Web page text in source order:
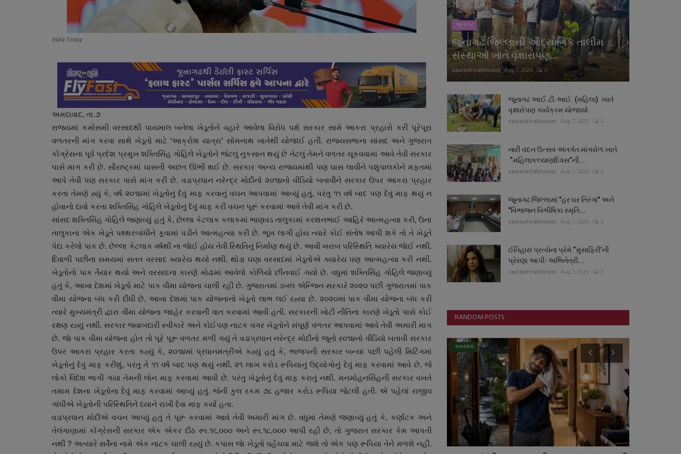
India Today
અમદાવાદ, તા.૭
રાજ્યમાં કમોસમી વરસાદથી પાયમાલ બનેલા ખેડૂતોને વહારે આવેલા વિરોધ પક્ષે સરકાર સામે આકરા પ્રહારો કરી પૂરેપૂરા
વળતરની માંગ કરવા સાથે ખેડૂતો માટે ‘આક્રોશ યાત્રા’ સોમનાથ ખાતેથી યોજાઈ હતી. રાજ્યસભાના સાંસદ અને ગુજરાત
કોંગ્રેસના પૂર્વ પ્રદેશ પ્રમુખ શક્તિસિંહ ગોહિલે ખેડૂતોને જેટલું નુકસાન થયું છે તેટલું તેમને વળતર ચૂકવવામાં આવે તેવી સરકાર
પાસે માગ કરી છે. સૌરાષ્ટ્રમાં ઘાસની અછત ઊભી થઈ છે. સરકાર અન્ય રાજ્યમાંથી પણ ઘાસ લાવીને પશુપાલકોને મફતમાં
આપે તેવી પણ સરકાર પાસે માંગ કરી છે. વડાપ્રધાન નરેન્દ્ર મોદીનો ૨૦૧૪નો વીડિયો બતાવીને સરકાર ઉપર આકરા પ્રહાર
કરતા તેમણે હ્યું કે, વર્ષ ૨૦૧૪માં ખેડૂતોનું દેવું માફ કરવાનું વચન આપવામાં આવ્યું હતું, પરંતુ ૧૧ વર્ષ બાદ પણ દેવું માફ થયું ન
હોવાનો દાવો કરતા શક્તિસિંહ ગોહિલે ખેડૂતોનું દેવું માફ કરી વચન પૂરૂં કરવામાં આવે તેવી માંગ કરી છે.
સાંસદ શક્તિસિંહ ગોહિલે જણાવ્યું હતું કે, છેલ્લા કેટલાક કલાકમાં ભાણવડ તાલુકામાં કરશનભાઈ આહિરે આત્મહત્યા કરી, ઉના
તાલુકાના એક ખેડૂતે પથ્થરબાંધીને કૂવામાં પડીને આત્મહત્યા કરી છે. ભૂખ લાગી હોય ત્યારે કોઈ સંતોષ આપી શકે તો તે ખેડૂતે
પેદા કરેલો પાક છે. છેલ્લા કેટલાક વર્ષથી ના જાેઈ હોય તેવી સ્થિતિનું નિર્માણ થયું છે. આવી ખરાબ પરિસ્થિતિ ક્યારેય જાેઈ નથી.
દિવાળી પછીના સમયમાં સતત વરસાદ ક્યારેય થયો નથી. થોડા ઘણા વરસાદમાં ખેડૂતોએ ક્યારેય પણ આત્મહત્યા કરી નથી.
ખેડૂતોનો પાક તૈયાર થયો અને વરસાદના કારણે મોઢામાં આવેલો કોળિયો છીનવાઈ ગયો છે. વધુમાં શક્તિસિંહ ગોહિલે જણાવ્યું
હતું કે, આખા દેશમાં ખેડૂતો માટે પાક વીમા યોજના ચાલી રહી છે. ગુજરાતમાં ડબલ એન્જિન સરકારે ૨૦૨૦ પછી ગુજરાતમાં પાક
વીમા યોજના બંધ કરી દીધી છે. આખા દેશમાં પાક યોજનાનો ખેડૂતો લાભ લઈ રહ્યા છે. ૨૦૨૦માં પાક વીમા યોજના બંધ કરી
ત્યારે મુખ્યમંત્રી દ્વારા વીમા યોજના જાહેર કરવાની વાત કરવામાં આવી હતી. સરકારની ખોટી નીતિના કારણે ખેડૂતો પાસે કોઈ
રક્ષણ રહ્યું નથી. સરકાર જવાબદારી સ્વીકારે અને કોઈપણ નાટક વગર ખેડૂતોને સંપૂર્ણ વળતર આપવામાં આવે તેવી અમારી માગ
છે. જાે પાક વીમા યોજના હોત તો પૂરે પૂરૂં વળતર મળી ગયું તે વડાપ્રધાન નરેન્દ્ર મોદીનો જૂનો ર૦૧૪નો વીડિયો બતાવી સરકાર
ઉપર આકરા પ્રહાર કરતા કહ્યું કે, ૨૦૧૪માં પ્રધાનમંત્રીએ કહ્યું હતું કે, ભાજપની સરકાર બન્યા પછી પહેલી મિટિંગમાં
ખેડૂતોનું દેવું માફ કરીશું, પરંતુ તે ૧૧ વર્ષ બાદ પણ થયું નથી. ૨૧ લાખ કરોડ રૂપિયાનું ઉદ્યોગોનું દેવું માફ કરવામાં આવે છે. જે
લોકો વિદેશ ભાગી ગયા તેમની લોન માફ કરવામાં આવી છે. પરંતુ ખેડૂતોનું દેવું માફ કરાતું નથી. મનમોહનસિંહની સરકાર વખતે
તમામ દેશના ખેડૂતોના દેવું માફ કરવામાં આવ્યું હતું. જેની કુલ રકમ ૭૮ હજાર કરોડ રૂપિયા જેટલી હતી. એ પહેલાં રાજીવ
ગાંધીએ ખેડૂતોની પરિસ્થિતિને ધ્યાને રાખી દેવા માફ કર્યા હતા.
વડાપ્રધાન મોદીએ વચન આપ્યું હતું તે પૂરૂં કરવામાં આવે તેવી અમારી માંગ છે. વધુમાં તેમણે જણાવ્યું હતું કે, કર્ણાટક અને
તેલંગાણામાં કોંગ્રેસની સરકાર એક એકર દીઠ રૂા.૧૬,૦૦૦ અને રૂા.૧૮,૦૦૦ આપી રહી છે, તો ગુજરાત સરકાર કેમ આપતી
નથી ? અત્યારે સર્વેના નામે એક નાટક ચાલી રહ્યું છે. કપાસ જાે ખેડૂતો વહેંચવા માટે જશે તો એક પણ રૂપિયા તેને મળશે નહીં.
જુનાગઢ
જૂનાગઢ જિલ્લાની ઔદ્યોગિક તાલીમ
સંસ્થાઓ ખાતે વૃક્ષારોપણ...
saurashtrabhoomi Aug 7, 2026 0
જૂનાગઢ આઈ.ટી.આઈ. (મહિલા) ખાતે
વૃક્ષારોપણ કાર્યક્રમ યોજાયો
saurashtrabhoomi Aug 7, 2026 0
નારી વંદન ઉત્સવ અંતર્ગત માંગરોળ ખાતે
“મહિલાકલ્યાણદિવસ”ની...
saurashtrabhoomi Aug 7, 2026 0
જૂનાગઢ જિલ્લામાં "હર ઘર તિરંગા" અને
"વિભાજન વિભીષિકા સ્મૃતિ...
saurashtrabhoomi Aug 7, 2026 0
ઈતિહાસ પ્રત્યેના પ્રેમે “મુસાફિરી’ની
પ્રેરણા આપીઃ અભિનેત્રી...
saurashtrabhoomi Aug 7, 2026 0
RANDOM POSTS
ગુજરાત સ્વાસ્થ્ય